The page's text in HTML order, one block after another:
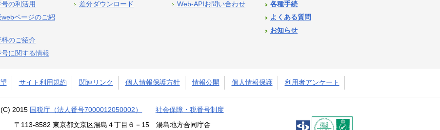
の利活用
ページのご紹
のご紹介
に関する情報
差分ダウンロード
Web-APIお問い合わせ
各種手続
よくある質問
お知らせ
サイト利用規約 関連リンク 個人情報保護方針 情報公開 個人情報保護 利用者アンケート
(C) 2015 国税庁（法人番号7000012050002） 社会保障・税番号制度
〒113-8582 東京都文京区湯島４丁目６－15 湯島地方合同庁舎